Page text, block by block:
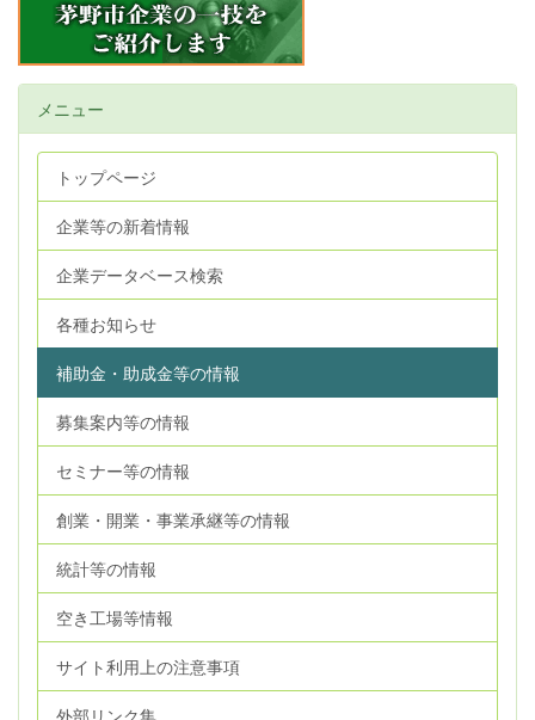
メニュー
トップページ
企業等の新着情報
企業データベース検索
各種お知らせ
補助金・助成金等の情報
募集案内等の情報
セミナー等の情報
創業・開業・事業承継等の情報
統計等の情報
空き工場等情報
サイト利用上の注意事項